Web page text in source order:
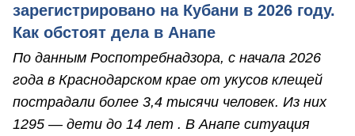
зарегистрировано на Кубани в 2026 году.
Как обстоят дела в Анапе
По данным Роспотребнадзора, с начала 2026
года в Краснодарском крае от укусов клещей
пострадали более 3,4 тысячи человек. Из них
1295 — дети до 14 лет . В Анапе ситуация